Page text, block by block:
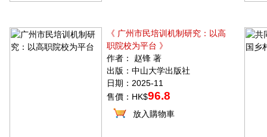
《 广州市民培训机制研究：以高
职院校为平台 》
作者： 赵锋 著
出版：中山大学出版社
日期：2025-11
售價：HK$96.8
放入購物車